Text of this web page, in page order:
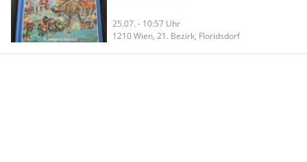
25.07. - 10:57 Uhr
1210 Wien, 21. Bezirk, Floridsdorf